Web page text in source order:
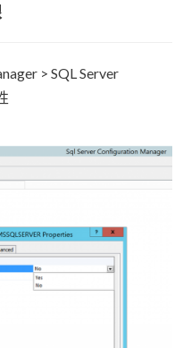
> SQL Server